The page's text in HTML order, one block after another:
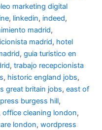
marketing digital
, linkedin, indeed,
madrid,
madrid, hotel
, guia turistico en
, trabajo recepcionista
, historic england jobs,
great britain jobs, east of
burgess hill,
office cleaning london,
london, wordpress